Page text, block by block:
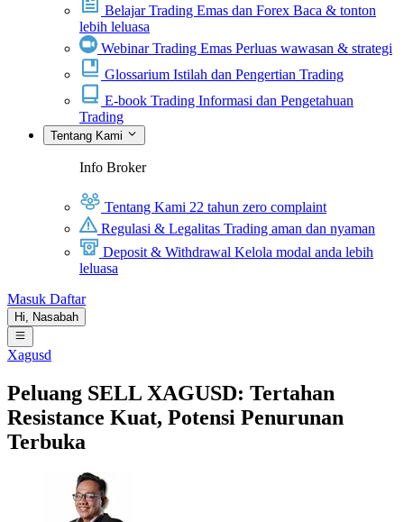
Belajar Trading Emas dan Forex Baca & tonton
lebih leluasa
Webinar Trading Emas Perluas wawasan & strategi
Glossarium Istilah dan Pengertian Trading
E-book Trading Informasi dan Pengetahuan
Trading
Tentang Kami
Info Broker
Tentang Kami 22 tahun zero complaint
Regulasi & Legalitas Trading aman dan nyaman
Deposit & Withdrawal Kelola modal anda lebih
leluasa
Masuk Daftar
Hi, Nasabah
Xagusd
Peluang SELL XAGUSD: Tertahan
Resistance Kuat, Potensi Penurunan
Terbuka